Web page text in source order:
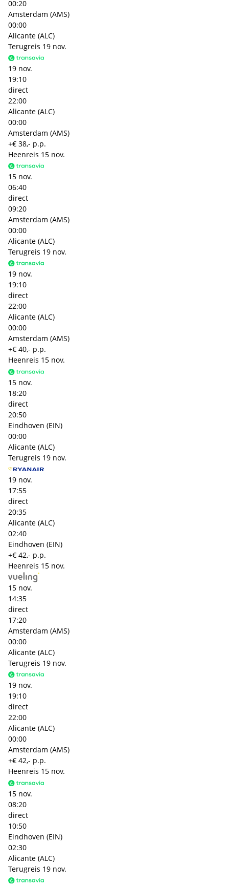
00:20
Amsterdam (AMS)
00:00
Alicante (ALC)
Terugreis 19 nov.
19 nov.
19:10
direct
22:00
Alicante (ALC)
00:00
Amsterdam (AMS)
+€ 38,- p.p.
Heenreis 15 nov.
15 nov.
06:40
direct
09:20
Amsterdam (AMS)
00:00
Alicante (ALC)
Terugreis 19 nov.
19 nov.
19:10
direct
22:00
Alicante (ALC)
00:00
Amsterdam (AMS)
+€ 40,- p.p.
Heenreis 15 nov.
15 nov.
18:20
direct
20:50
Eindhoven (EIN)
00:00
Alicante (ALC)
Terugreis 19 nov.
19 nov.
17:55
direct
20:35
Alicante (ALC)
02:40
Eindhoven (EIN)
+€ 42,- p.p.
Heenreis 15 nov.
15 nov.
14:35
direct
17:20
Amsterdam (AMS)
00:00
Alicante (ALC)
Terugreis 19 nov.
19 nov.
19:10
direct
22:00
Alicante (ALC)
00:00
Amsterdam (AMS)
+€ 42,- p.p.
Heenreis 15 nov.
15 nov.
08:20
direct
10:50
Eindhoven (EIN)
02:30
Alicante (ALC)
Terugreis 19 nov.